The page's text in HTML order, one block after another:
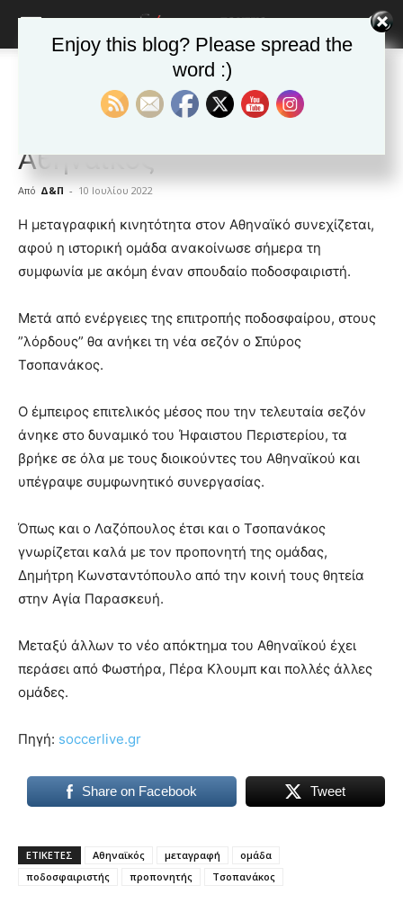
ΒΥΡΩΝΑΣ Τα νέα της Πόλης
Νέα κίνηση με Τσοπανάκο ο
Αθηναϊκός
Από Δ&Π - 10 Ιουλίου 2022
blonde
lesbians
very
hot
show. desi
xxx
lyons
you
the
meaning
of
pain.
hd
Η μεταγραφική κινητότητα στον Αθηναϊκό συνεχίζεται,
αφού η ιστορική ομάδα ανακοίνωσε σήμερα τη
συμφωνία με ακόμη έναν σπουδαίο ποδοσφαιριστή.
Μετά από ενέργειες της επιτροπής ποδοσφαίρου, στους
”λόρδους” θα ανήκει τη νέα σεζόν ο Σπύρος
Τσοπανάκος.
Ο έμπειρος επιτελικός μέσος που την τελευταία σεζόν
άνηκε στο δυναμικό του Ήφαιστου Περιστερίου, τα
βρήκε σε όλα με τους διοικούντες του Αθηναϊκού και
υπέγραψε συμφωνητικό συνεργασίας.
Όπως και ο Λαζόπουλος έτσι και ο Τσοπανάκος
γνωρίζεται καλά με τον προπονητή της ομάδας,
Δημήτρη Κωνσταντόπουλο από την κοινή τους θητεία
στην Αγία Παρασκευή.
Μεταξύ άλλων το νέο απόκτημα του Αθηναϊκού έχει
περάσει από Φωστήρα, Πέρα Κλουμπ και πολλές άλλες
ομάδες.
Πηγή: soccerlive.gr
Share on Facebook Tweet
ΕΤΙΚΕΤΕΣ Αθηναϊκός μεταγραφή
ομάδα
ποδοσφαιριστής
προπονητής Τσοπανάκος
Enjoy this blog? Please spread the
word :)